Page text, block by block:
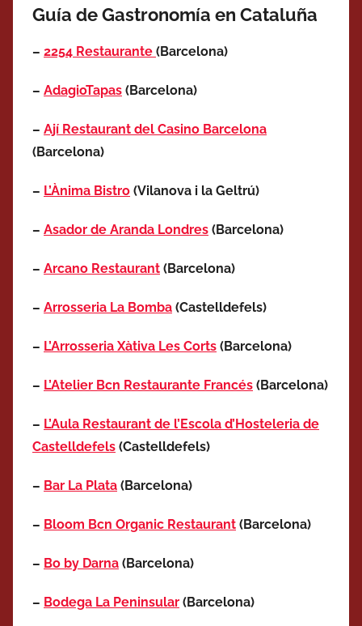
Guía de Gastronomía en Cataluña
– 2254 Restaurante (Barcelona)
– AdagioTapas (Barcelona)
– Ají Restaurant del Casino Barcelona
(Barcelona)
– L’Ànima Bistro (Vilanova i la Geltrú)
– Asador de Aranda Londres (Barcelona)
– Arcano Restaurant (Barcelona)
– Arrosseria La Bomba (Castelldefels)
– L’Arrosseria Xàtiva Les Corts (Barcelona)
– L’Atelier Bcn Restaurante Francés (Barcelona)
– L’Aula Restaurant de l’Escola d’Hosteleria de
Castelldefels (Castelldefels)
– Bar La Plata (Barcelona)
– Bloom Bcn Organic Restaurant (Barcelona)
– Bo by Darna (Barcelona)
– Bodega La Peninsular (Barcelona)